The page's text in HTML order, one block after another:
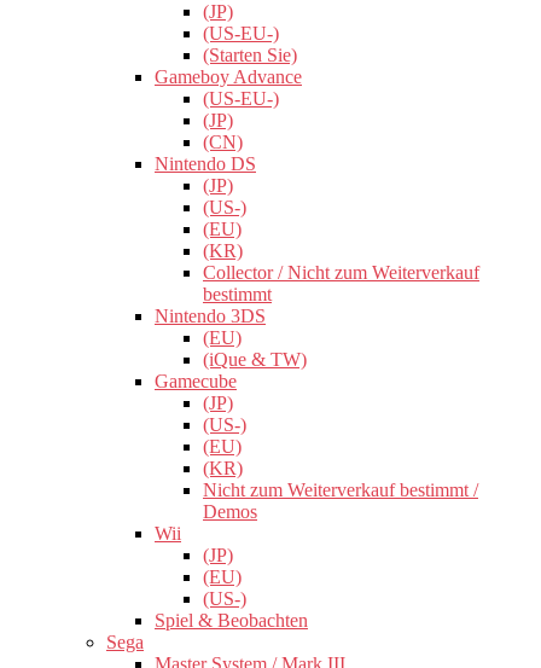
(JP)
(US-EU-)
(Starten Sie)
Gameboy Advance
(US-EU-)
(JP)
(CN)
Nintendo DS
(JP)
(US-)
(EU)
(KR)
Collector / Nicht zum Weiterverkauf
bestimmt
Nintendo 3DS
(EU)
(iQue & TW)
Gamecube
(JP)
(US-)
(EU)
(KR)
Nicht zum Weiterverkauf bestimmt /
Demos
Wii
(JP)
(EU)
(US-)
Spiel & Beobachten
Sega